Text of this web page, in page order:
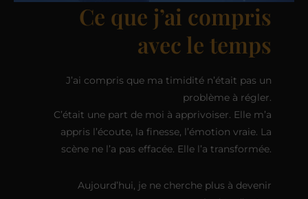
Ce que j’ai compris
avec le temps
J’ai compris que ma timidité n’était pas un
problème à régler.
C’était une part de moi à apprivoiser. Elle m’a
appris l’écoute, la finesse, l’émotion vraie. La
scène ne l’a pas effacée. Elle l’a transformée.
Aujourd’hui, je ne cherche plus à devenir